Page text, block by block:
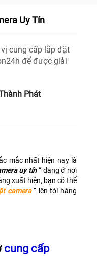
Uy Tín
cung cấp lắp đặt
để được giải
Phát
mắc nhất hiện nay là
uy tín“ đang ở nơi
xuất hiện, bạn có thể
camera“ lên tới hàng
cung cấp